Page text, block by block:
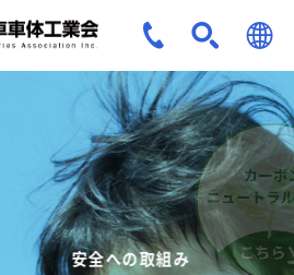
JPN
ENG
安全への取組み